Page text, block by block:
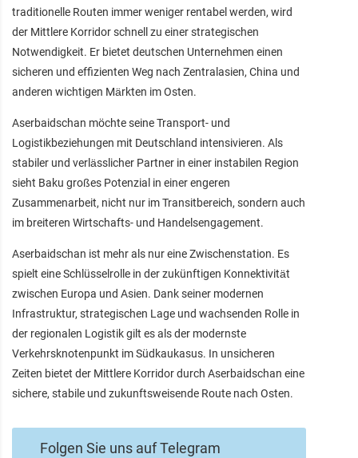
traditionelle Routen immer weniger rentabel werden, wird
der Mittlere Korridor schnell zu einer strategischen
Notwendigkeit. Er bietet deutschen Unternehmen einen
sicheren und effizienten Weg nach Zentralasien, China und
anderen wichtigen Märkten im Osten.
Aserbaidschan möchte seine Transport- und
Logistikbeziehungen mit Deutschland intensivieren. Als
stabiler und verlässlicher Partner in einer instabilen Region
sieht Baku großes Potenzial in einer engeren
Zusammenarbeit, nicht nur im Transitbereich, sondern auch
im breiteren Wirtschafts- und Handelsengagement.
Aserbaidschan ist mehr als nur eine Zwischenstation. Es
spielt eine Schlüsselrolle in der zukünftigen Konnektivität
zwischen Europa und Asien. Dank seiner modernen
Infrastruktur, strategischen Lage und wachsenden Rolle in
der regionalen Logistik gilt es als der modernste
Verkehrsknotenpunkt im Südkaukasus. In unsicheren
Zeiten bietet der Mittlere Korridor durch Aserbaidschan eine
sichere, stabile und zukunftsweisende Route nach Osten.
Folgen Sie uns auf Telegram